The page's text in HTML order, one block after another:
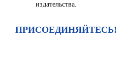
издательства.
ПРИСОЕДИНЯЙТЕСЬ!